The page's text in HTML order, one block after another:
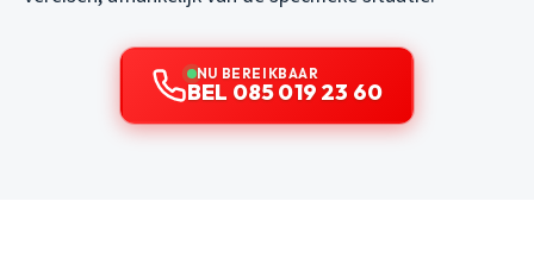
NU BEREIKBAAR
BEL 085 019 23 60